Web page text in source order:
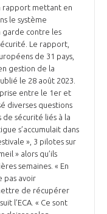
rapport mettant en
le système
contre les
Le rapport,
de 31 pays,
gestion de la
le 28 août 2023.
entre le 1er et
diverses questions
sécurité liés à la
s’accumulait dans
», 3 pilotes sur
» alors qu’ils
semaines. « En
pas avoir
de récupérer
l’ECA. « Ce sont